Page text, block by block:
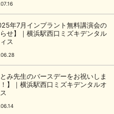
年7月インプラント無料講演会の
せ】｜横浜駅西口ミズキデンタル
ス
とみ先生のバースデーをお祝いしま
】｜横浜駅西口ミズキデンタルオ